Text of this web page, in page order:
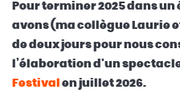
Pour terminer 2025 dans
avons (ma collègue Laurie
de deux jours pour nous
l’élaboration d'un
Festival en juillet 2026.